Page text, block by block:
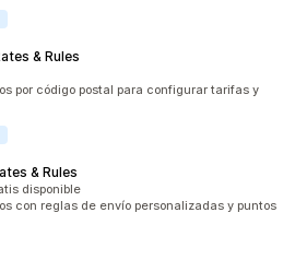
& Rules
por código postal para configurar tarifas y
& Rules
disponible
con reglas de envío personalizadas y puntos